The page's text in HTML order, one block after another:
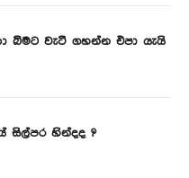
බිමට වැටී ගහන්න එපා යැයි
සිල්පර හින්දද ?